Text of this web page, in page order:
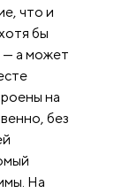
что и
бы
— а может
на
без
На